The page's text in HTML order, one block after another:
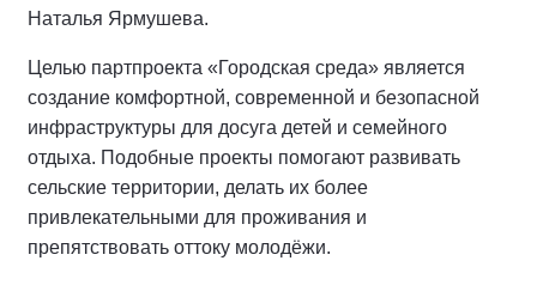
Наталья Ярмушева.
Целью партпроекта «Городская среда» является
создание комфортной, современной и безопасной
инфраструктуры для досуга детей и семейного
отдыха. Подобные проекты помогают развивать
сельские территории, делать их более
привлекательными для проживания и
препятствовать оттоку молодёжи.